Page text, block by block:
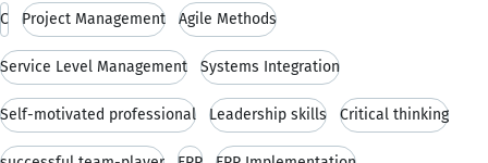
C Project Management Agile Methods
Service Level Management Systems Integration
Self-motivated professional Leadership skills Critical thinking